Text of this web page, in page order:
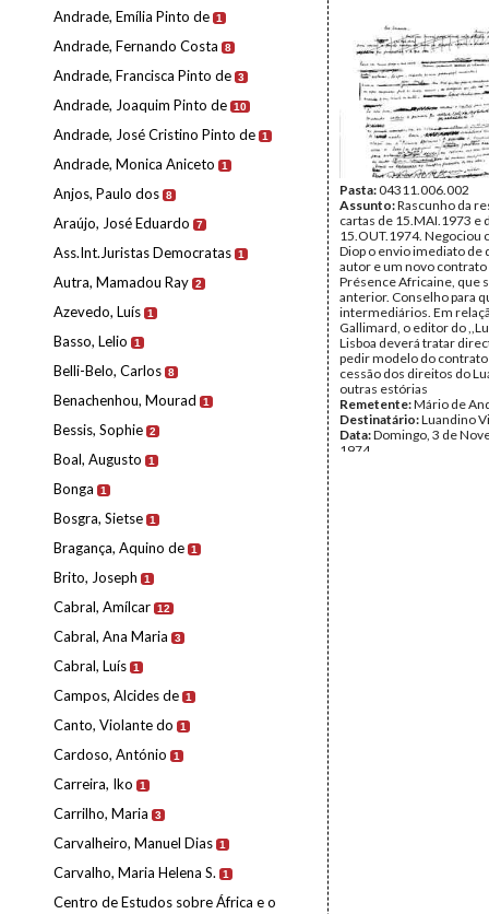
Andrade, Emília Pinto de 1
Andrade, Fernando Costa 8
Andrade, Francisca Pinto de 3
Andrade, Joaquim Pinto de 10
Andrade, José Cristino Pinto de 1
Andrade, Monica Aniceto 1
Anjos, Paulo dos 8
Araújo, José Eduardo 7
Ass.Int.Juristas Democratas 1
Autra, Mamadou Ray 2
Azevedo, Luís 1
Basso, Lelio 1
Belli-Belo, Carlos 8
Benachenhou, Mourad 1
Bessis, Sophie 2
Boal, Augusto 1
Bonga 1
Bosgra, Sietse 1
Bragança, Aquino de 1
Brito, Joseph 1
Cabral, Amílcar 12
Cabral, Ana Maria 3
Cabral, Luís 1
Campos, Alcides de 1
Canto, Violante do 1
Cardoso, António 1
Carreira, Iko 1
Carrilho, Maria 3
Carvalheiro, Manuel Dias 1
Carvalho, Maria Helena S. 1
Centro de Estudos sobre África e o
Pasta:04311.006.002
Assunto:Rascunho da
cartas de 15.MAI.1973 e
15.OUT.1974. Negociou
Diop o envio imediato de
autor e um novo contrato
Présence Africaine, que
anterior. Conselho para
intermediários. Em
Gallimard, o editor do
Lisboa deverá tratar
pedir modelo do contrato
cessão dos direitos do
outras estórias
Remetente:Mário de
Destinatário:Luandino
Data:Domingo, 3 de
1974